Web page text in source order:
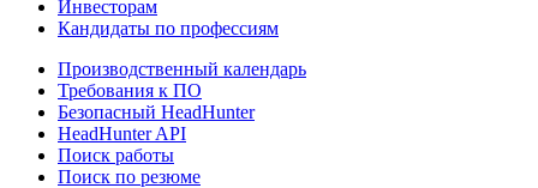
Инвесторам
Кандидаты по профессиям
Производственный календарь
Требования к ПО
Безопасный HeadHunter
HeadHunter API
Поиск работы
Поиск по резюме